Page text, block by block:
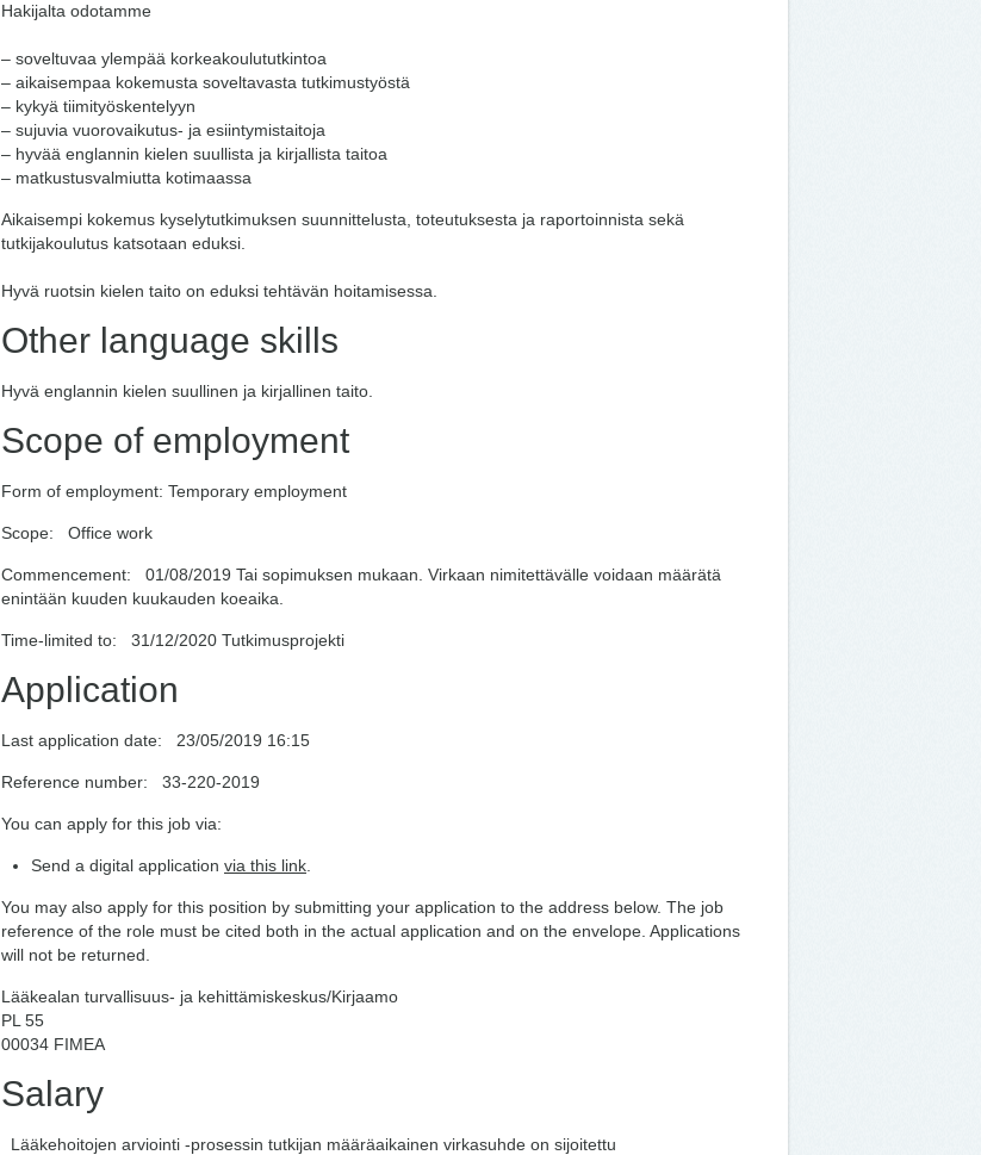
Hakijalta odotamme
– soveltuvaa ylempää korkeakoulututkintoa
– aikaisempaa kokemusta soveltavasta tutkimustyöstä
– kykyä tiimityöskentelyyn
– sujuvia vuorovaikutus- ja esiintymistaitoja
– hyvää englannin kielen suullista ja kirjallista taitoa
– matkustusvalmiutta kotimaassa
Aikaisempi kokemus kyselytutkimuksen suunnittelusta, toteutuksesta ja raportoinnista sekä
tutkijakoulutus katsotaan eduksi.
Hyvä ruotsin kielen taito on eduksi tehtävän hoitamisessa.
Other language skills
Hyvä englannin kielen suullinen ja kirjallinen taito.
Scope of employment
Form of employment: Temporary employment
Scope: Office work
Commencement: 01/08/2019 Tai sopimuksen mukaan. Virkaan nimitettävälle voidaan määrätä
enintään kuuden kuukauden koeaika.
Time-limited to: 31/12/2020 Tutkimusprojekti
Application
Last application date: 23/05/2019 16:15
Reference number: 33-220-2019
You can apply for this job via:
Send a digital application via this link
You may also apply for this position by submitting your application to the address below. The job
reference of the role must be cited both in the actual application and on the envelope. Applications
will not be returned.
Lääkealan turvallisuus- ja kehittämiskeskus/Kirjaamo
PL 55
00034 FIMEA
Salary
Lääkehoitojen arviointi -prosessin tutkijan määräaikainen virkasuhde on sijoitettu